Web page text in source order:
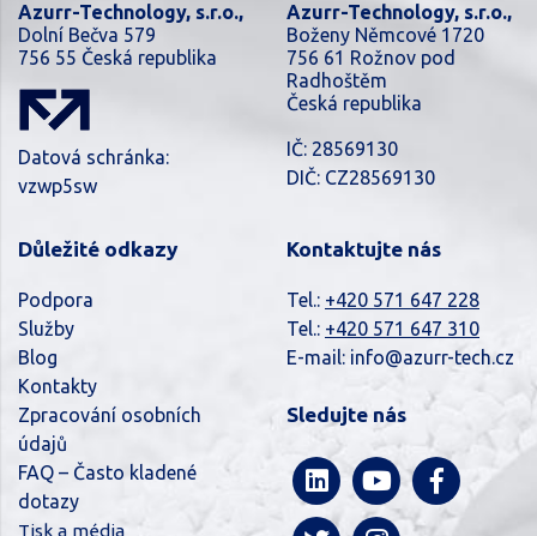
Azurr-Technology, s.r.o.,
Dolní Bečva 579
756 55 Česká republika
Datová schránka:
vzwp5sw
Azurr-Technology, s.r.o.,
Boženy Němcové 1720
756 61 Rožnov pod
Radhoštěm
Česká republika
IČ: 28569130
DIČ: CZ28569130
Důležité odkazy
Podpora
Služby
Blog
Kontakty
Zpracování osobních
údajů
FAQ – Často kladené
dotazy
Tisk a média
Kontaktujte nás
Tel.: +420 571 647 228
Tel.: +420 571 647 310
E-mail: info@azurr-tech.cz
Sledujte nás